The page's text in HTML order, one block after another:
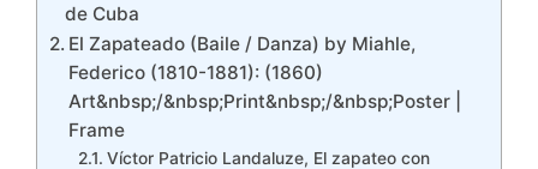
de Cuba
El Zapateado (Baile / Danza) by Miahle,
Federico (1810-1881): (1860)
Art&nbsp;/&nbsp;Print&nbsp;/&nbsp;Poster |
Frame
Víctor Patricio Landaluze, El zapateo con